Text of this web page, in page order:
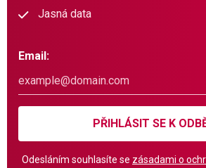
Jasná data
Email:
PŘIHLÁSIT SE K
Odesláním souhlasíte se zásadami o